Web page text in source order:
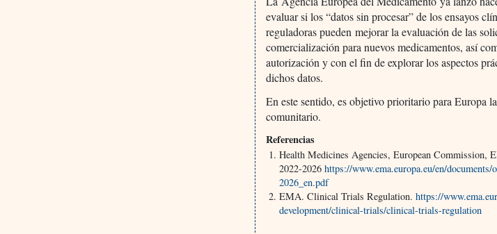
evaluar si los “datos sin procesar” de los ensayos
reguladoras pueden mejorar la evaluación de las
comercialización para nuevos medicamentos, así
autorización y con el fin de explorar los aspectos
dichos datos.
En este sentido, es objetivo prioritario para Europa
comunitario.
Referencias
Health Medicines Agencies, European
2022-2026https://www.ema.europa.eu/en/
2026_en.pdf
EMA. Clinical Trials Regulation.https://
development/clinical-trials/clinical-trials-regulation